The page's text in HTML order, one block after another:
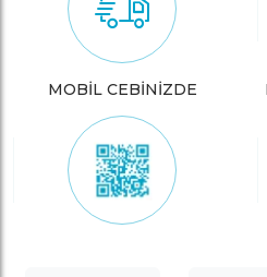
MOBİL CEBİNİZDE